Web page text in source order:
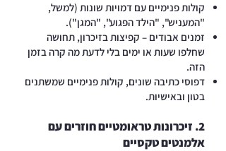
קולות פנימיים עם דמויות שונות (למשל,
"המעניש", "הילד הפגוע", "המגן").
זמנים אבודים – קפיצות בזיכרון, תחושה
שחלפו שעות או ימים בלי לדעת מה קרה בזמן
הזה.
דפוסי כתיבה שונים, קולות פנימיים שמשתנים
בטון ובאישיות.
2. זיכרונות טראומטיים חוזרים עם
אלמנטים טקסיים